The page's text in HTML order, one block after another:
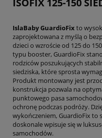
IslaBaby GuardioFix to
zaprojektowana z myślą o
dzieci o wzroście od 125 do
typu booster, GuardioFix
rodziców poszukujących
siedziska, które sprosta
Produkt montowany jest
konstrukcja pozwala na
punktowego pasa
ochronę podczas podróży.
wykończeniem, GuardioFix
doskonale wpisuje się w
samochodów.